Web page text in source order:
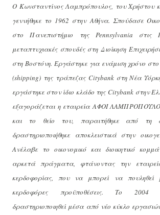
Ο Κωνσταντίνος Λαμπρόπουλος, του Χρήστου
γεννήθηκε το 1962 στην Αθήνα. Σπούδασε
στο Πανεπιστήμιο της Pennsylvania στις
μεταπτυχιακές σπουδές στη Διοίκηση
στη Βοστόνη. Εργάστηκε για ενάμιση χρόνο
(shipping) της τράπεζας Citybank στη Νέα
εργάστηκε στον ίδιο κλάδο της Citybank στην
εξαγοράζεται η εταιρεία ΑΦΟΙ
και το θείο του, παραιτήθηκε από τη
δραστηριοποιήθηκε αποκλειστικά στην
Ανέλαβε το οικονομικό και διοικητικό
αρκετά πράγματα, φτάνοντας την
κερδοφορίας, που να μπορεί να πουληθεί
κερδοφόρες προϋποθέσεις. Το 2004
δραστηριοποιηθεί μέσα από νέο κύκλο